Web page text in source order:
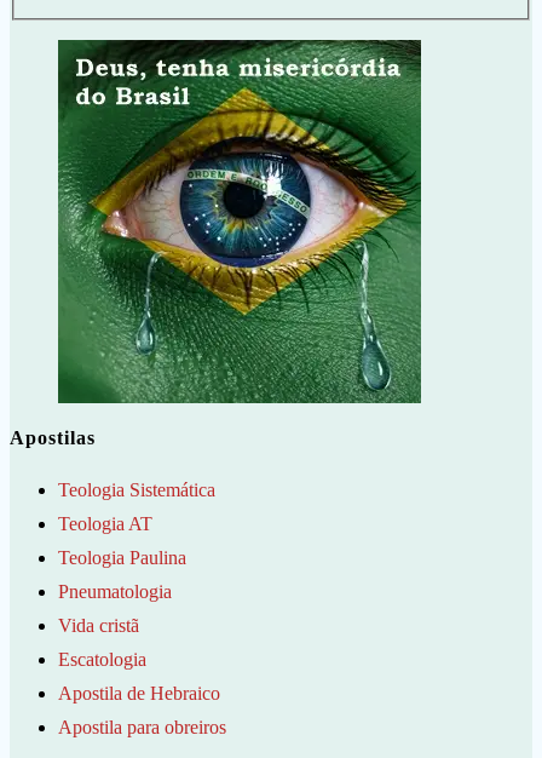
Apostilas
Teologia Sistemática
Teologia AT
Teologia Paulina
Pneumatologia
Vida cristã
Escatologia
Apostila de Hebraico
Apostila para obreiros